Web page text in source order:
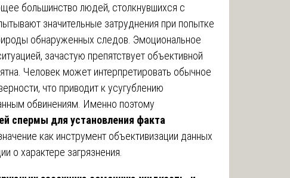
большинство людей, столкнувшихся с
значительные затруднения при попытке
обнаруженных следов. Эмоциональное
зачастую препятствует объективной
Человек может интерпретировать обычное
что приводит к усугублению
обвинениям. Именно поэтому
спермы для установления факта
как инструмент объективизации данных
о характере загрязнения.